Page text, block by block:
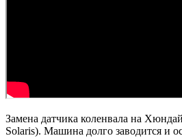
Замена датчика коленвала на
Solaris). Машина долго заводится и